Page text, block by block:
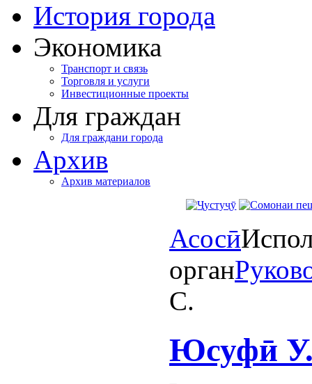
История города
Экономика
Транспорт и связь
Торговля и услуги
Инвестиционные проекты
Для граждан
Для граждани города
Архив
Архив материалов
Асосӣ
орган
C.
Юсуфӣ